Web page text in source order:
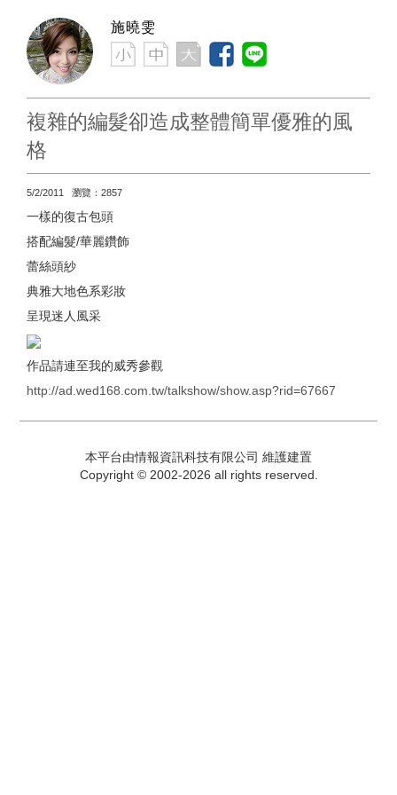
施曉雯
複雜的編髮卻造成整體簡單優雅的風
格
5/2/2011 瀏覽：2857
一樣的復古包頭
搭配編髮/華麗鑽飾
蕾絲頭紗
典雅大地色系彩妝
呈現迷人風采
作品請連至我的威秀參觀
http://ad.wed168.com.tw/talkshow/show.asp?rid=67667
本平台由情報資訊科技有限公司 維護建置
Copyright © 2002-2026 all rights reserved.